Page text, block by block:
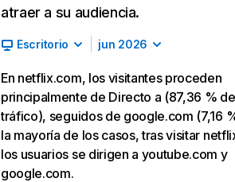
atraer a su audiencia.
Escritorio jun 2026
En netflix.com, los visitantes proceden
principalmente de Directo a (87,36 % de
tráfico), seguidos de google.com (7,16
la mayoría de los casos, tras visitar
los usuarios se dirigen a youtube.com y
google.com.